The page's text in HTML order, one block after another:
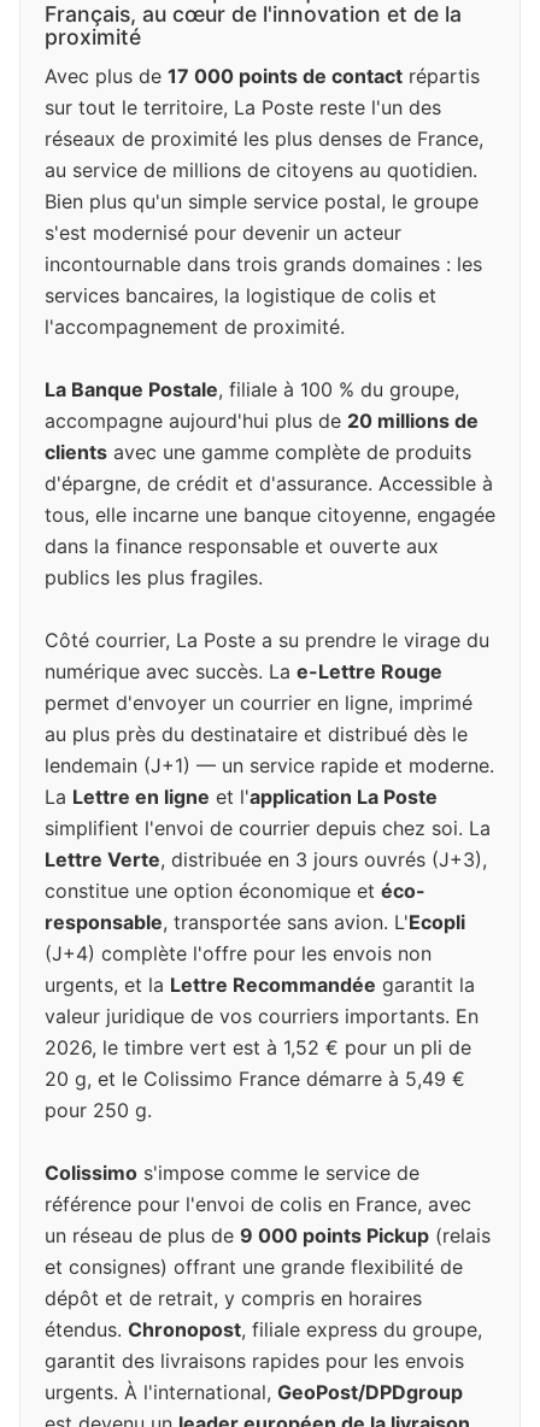
Français, au cœur de l'innovation et de la
proximité
Avec plus de 17 000 points de contact répartis
sur tout le territoire, La Poste reste l'un des
réseaux de proximité les plus denses de France,
au service de millions de citoyens au quotidien.
Bien plus qu'un simple service postal, le groupe
s'est modernisé pour devenir un acteur
incontournable dans trois grands domaines : les
services bancaires, la logistique de colis et
l'accompagnement de proximité.
La Banque Postale, filiale à 100 % du groupe,
accompagne aujourd'hui plus de 20 millions de
clients avec une gamme complète de produits
d'épargne, de crédit et d'assurance. Accessible à
tous, elle incarne une banque citoyenne, engagée
dans la finance responsable et ouverte aux
publics les plus fragiles.
Côté courrier, La Poste a su prendre le virage du
numérique avec succès. La e-Lettre Rouge
permet d'envoyer un courrier en ligne, imprimé
au plus près du destinataire et distribué dès le
lendemain (J+1) — un service rapide et moderne.
La Lettre en ligne et l'application La Poste
simplifient l'envoi de courrier depuis chez soi. La
Lettre Verte, distribuée en 3 jours ouvrés (J+3),
constitue une option économique et éco-
responsable, transportée sans avion. L'Ecopli
(J+4) complète l'offre pour les envois non
urgents, et la Lettre Recommandée garantit la
valeur juridique de vos courriers importants. En
2026, le timbre vert est à 1,52 € pour un pli de
20 g, et le Colissimo France démarre à 5,49 €
pour 250 g.
Colissimo s'impose comme le service de
référence pour l'envoi de colis en France, avec
un réseau de plus de 9 000 points Pickup (relais
et consignes) offrant une grande flexibilité de
dépôt et de retrait, y compris en horaires
étendus. Chronopost, filiale express du groupe,
garantit des livraisons rapides pour les envois
urgents. À l'international, GeoPost/DPDgroup